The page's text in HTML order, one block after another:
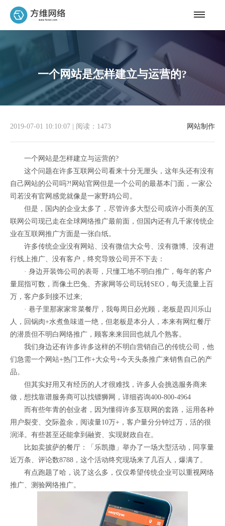
一个网站是怎样建立与运营的?
网站制作
2019-07-01 10:10:07 阅读：1473
一个网站是怎样建立与运营的?
这个问题在许多互联网公司看来十分无厘头，这年头还有没有
自己网站的公司吗?!网站官网但是一个公司的最基本门面，一家公
司若没有官网感觉就像是一家野鸡公司。
但是，国内的企业太多了，尽管许多大型公司或许小而美的互
联网公司现已走在全球网络推广最前面，但国内还有几千家传统企
业在互联网推广方面是一张白纸。
许多传统企业没有网站、没有微信大众号、没有微博、没有进
行线上推广、没有客户，终究导致公司开不下去：
· 身边开装饰公司的表哥，只懂工地不明白推广，每年的客户
量屈指可数，而像土巴兔、齐家网等公司玩转SEO，每天流量上百
万，客户多到接不过来;
· 巷子里那家家常菜餐厅，我每周日必光顾，老板是四川乐山
人，回锅肉+水煮鱼味道一绝，但老板是本分人，本来有网红餐厅
的潜质但不明白网络推广，顾客来来回回也就几个熟客。
我们身边还有许多许多这样的不明白营销自己的传统公司，他
们急需一个网站+热门工作+大众号+今天头条推广来销售自己的产
品。
但其实好用又有经历的人才很难找，许多人会挑选服务商来
做，想找靠谱服务商可以找镖狮网，详细咨询400-800-4964
而有些年青的创业者，因为懂得许多互联网的套路，运用各种
用户裂变、交际盈余，阅读量10万+，客户量分分钟过万，活的很
润泽。有些甚至还能拿到融资、实现财政自在。
比如卖披萨的餐厅：「乐凯撒」举办了一场大型活动，同享量
近万条、评论数8788，这个活动终究现场来了几百人，爆满了。
有点跑题了哈，说了这么多，仅仅希望传统企业可以重视网络
推广、测验网络推广。